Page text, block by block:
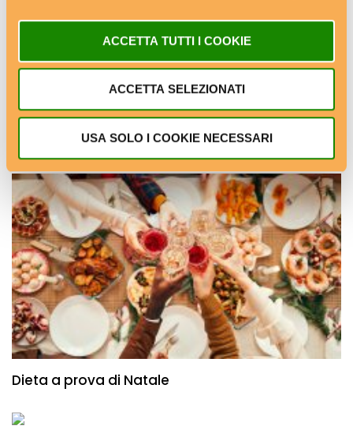
ACCETTA TUTTI I COOKIE
ACCETTA SELEZIONATI
USA SOLO I COOKIE NECESSARI
La dieta antietà
Dieta a prova di Natale